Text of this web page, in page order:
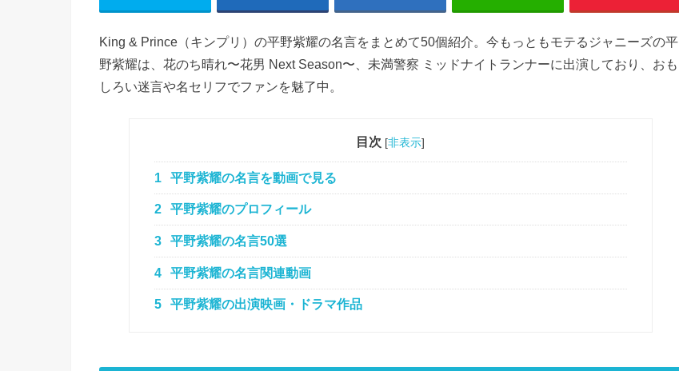
King & Prince（キンプリ）の平野紫耀の名言をまとめて50個紹介。今もっともモテるジャニーズの平
野紫耀は、花のち晴れ〜花男 Next Season〜、未満警察 ミッドナイトランナーに出演しており、おも
しろい迷言や名セリフでファンを魅了中。
目次 [非表示]
1 平野紫耀の名言を動画で見る
2 平野紫耀のプロフィール
3 平野紫耀の名言50選
4 平野紫耀の名言関連動画
5 平野紫耀の出演映画・ドラマ作品